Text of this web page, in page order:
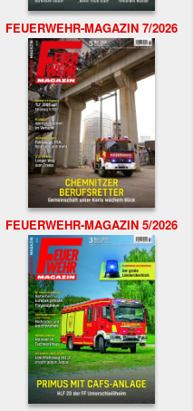
FEUERWEHR-MAGAZIN 7/2026
FEUERWEHR-MAGAZIN 5/2026